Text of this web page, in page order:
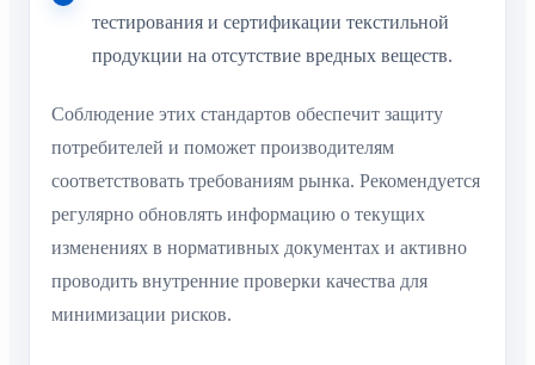
тестирования и сертификации текстильной
продукции на отсутствие вредных веществ.
Соблюдение этих стандартов обеспечит защиту
потребителей и поможет производителям
соответствовать требованиям рынка. Рекомендуется
регулярно обновлять информацию о текущих
изменениях в нормативных документах и активно
проводить внутренние проверки качества для
минимизации рисков.